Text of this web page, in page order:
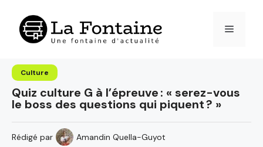
contenu
Menu
Culture
Quiz culture G à l’épreuve : « serez-vous
le boss des questions qui piquent ? »
Rédigé par
Amandin Quella-Guyot